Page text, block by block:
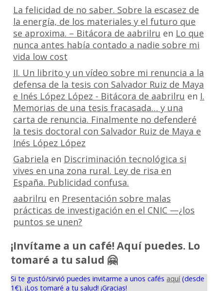
La felicidad de no saber. Sobre la escasez de
la energía, de los materiales y el futuro que
se aproxima. – Bitácora de aabrilru en Lo que
nunca antes había contado a nadie sobre mi
vida low cost
II. Un librito y un vídeo sobre mi renuncia a la
defensa de la tesis con Salvador Ruiz de Maya
e Inés López López - Bitácora de aabrilru en I.
Memorias de una tesis fracasada… y una
carta de renuncia. Finalmente no defenderé
la tesis doctoral con Salvador Ruiz de Maya e
Inés López López
Gabriela en Discriminación tecnológica si
vives en una zona rural. Ley de risa en
España. Publicidad confusa.
aabrilru en Presentación sobre malas
prácticas de investigación en el CNIC —¿los
puntos se unen?
¡Invítame a un café! Aquí puedes. Lo
tomaré a tu salud 🤗
Si te gustó/sirvió puedes invitarme a unos cafés aquí(desde
1€). ¡Los tomaré a tu salud! ¡Gracias!